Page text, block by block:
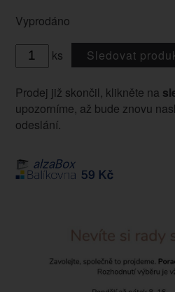
Vyprodáno
ks Sledovat
Prodej již skončil, klikněte na
upozorníme, až bude znovu
odeslání.